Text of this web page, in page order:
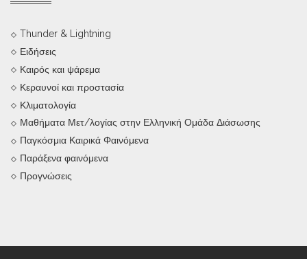
Thunder & Lightning
Ειδήσεις
Καιρός και ψάρεμα
Κεραυνοί και προστασία
Κλιματολογία
Μαθήματα Μετ/λογίας στην Ελληνική Ομάδα Διάσωσης
Παγκόσμια Καιρικά Φαινόμενα
Παράξενα φαινόμενα
Προγνώσεις